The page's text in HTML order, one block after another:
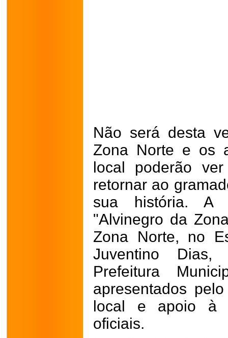
Não será desta
Zona Norte e os
local poderão
retornar ao
sua história. A
"Alvinegro da
Zona Norte, no
Juventino
Prefeitura
apresentados
local e apoio à
oficiais.